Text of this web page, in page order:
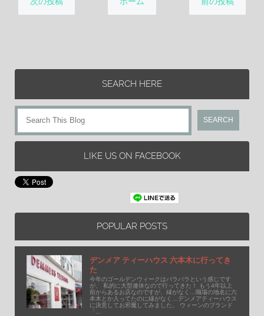
SEARCH HERE
LIKE US ON FACEBOOK
POPULAR POSTS
デンメア ティーハウス 六本木に行ってき
た
今年のゴールデンウィークはバラバラという感じです
が、 私的に大型連休なので行ってきた！ もう4年以上
前からあるお店なのですが、縁がなく…職場の地名に六
本木とか入ってたのに縁がなく…デンメアティーハウス
に決意してお邪魔してみました。 ウィーンのブランド
「...